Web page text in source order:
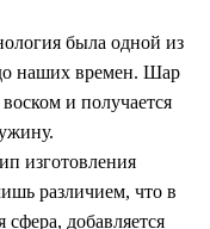
была одной из
наших времен. Шар
и получается
изготовления
различием, что в
сфера, добавляется